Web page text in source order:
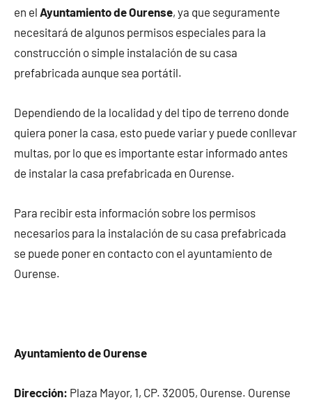
en el Ayuntamiento de Ourense, ya que seguramente
necesitará de algunos permisos especiales para la
construcción o simple instalación de su casa
prefabricada aunque sea portátil.
Dependiendo de la localidad y del tipo de terreno donde
quiera poner la casa, esto puede variar y puede conllevar
multas, por lo que es importante estar informado antes
de instalar la casa prefabricada en Ourense.
Para recibir esta información sobre los permisos
necesarios para la instalación de su casa prefabricada
se puede poner en contacto con el ayuntamiento de
Ourense.
Ayuntamiento de Ourense
Dirección: Plaza Mayor, 1, CP. 32005, Ourense. Ourense